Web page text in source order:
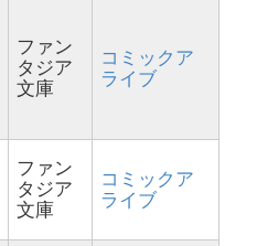
ファン
タジア
文庫
コミックア
ライブ
ファン
タジア
文庫
コミックア
ライブ